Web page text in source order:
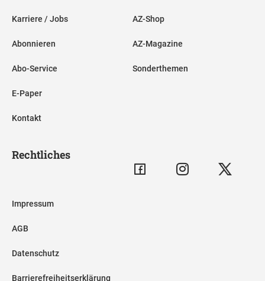
Karriere / Jobs
Abonnieren
Abo-Service
E-Paper
Kontakt
AZ-Shop
AZ-Magazine
Sonderthemen
Rechtliches
Impressum
AGB
Datenschutz
Barrierefreiheitserklärung